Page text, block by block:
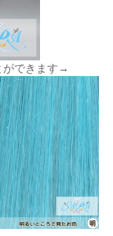
ができます→